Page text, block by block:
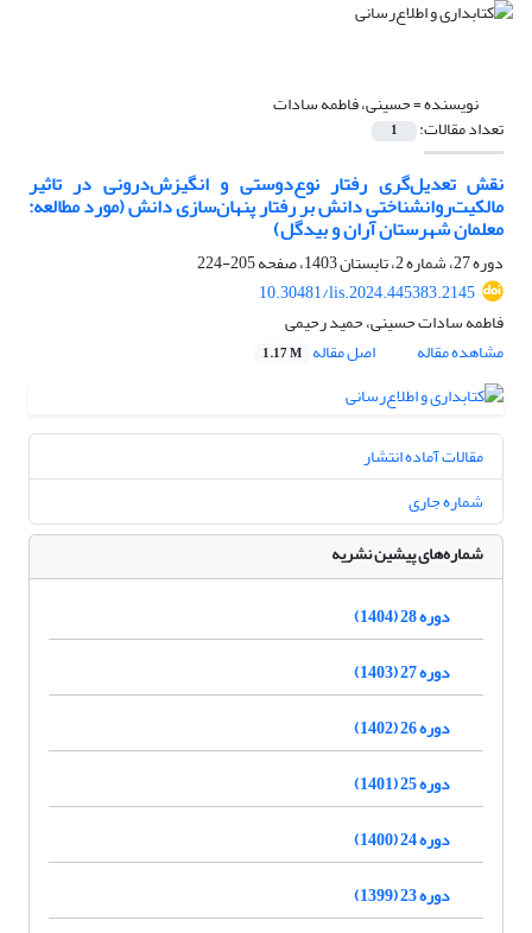
نویسنده =حسینی، فاطمه سادات
تعداد مقالات: 1
نقش تعدیل‌گری رفتار نوع‌دوستی و انگیزش‌درونی در تاثیر
مالکیت‌روانشناختی دانش بر رفتار پنهان‌سازی دانش (مورد مطالعه:
معلمان شهرستان آران و بیدگل)
دوره 27، شماره 2، تابستان 1403، صفحه
205-224
10.30481/lis.2024.445383.2145
فاطمه سادات حسینی، حمید رحیمی
مشاهده مقاله
اصل مقاله 1.17 M
مقالات آماده انتشار
شماره جاری
شماره‌های پیشین نشریه
دوره 28 (1404)
دوره 27 (1403)
دوره 26 (1402)
دوره 25 (1401)
دوره 24 (1400)
دوره 23 (1399)